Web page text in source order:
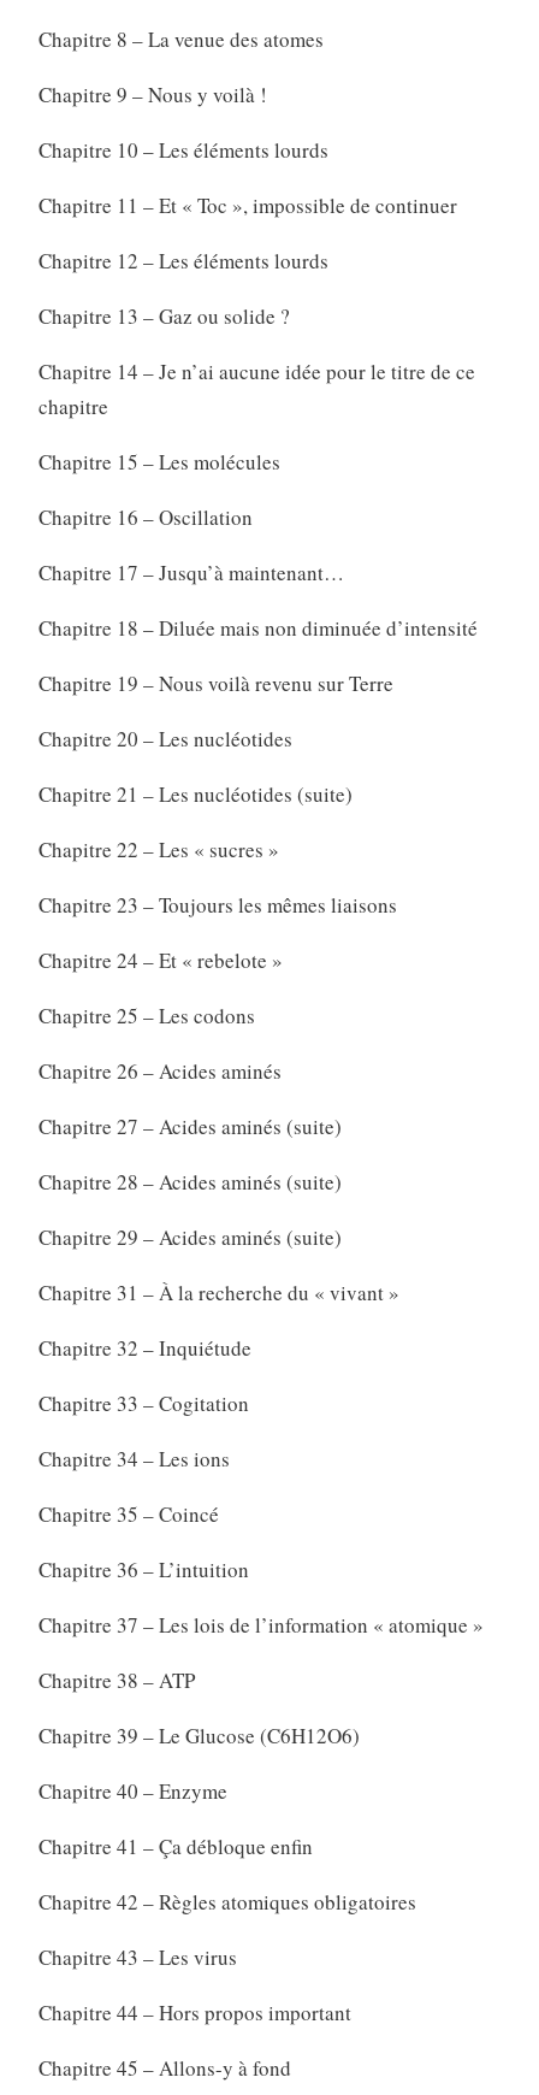
Chapitre 8 – La venue des atomes
Chapitre 9 – Nous y voilà !
Chapitre 10 – Les éléments lourds
Chapitre 11 – Et « Toc », impossible de continuer
Chapitre 12 – Les éléments lourds
Chapitre 13 – Gaz ou solide ?
Chapitre 14 – Je n’ai aucune idée pour le titre de ce
chapitre
Chapitre 15 – Les molécules
Chapitre 16 – Oscillation
Chapitre 17 – Jusqu’à maintenant…
Chapitre 18 – Diluée mais non diminuée d’intensité
Chapitre 19 – Nous voilà revenu sur Terre
Chapitre 20 – Les nucléotides
Chapitre 21 – Les nucléotides (suite)
Chapitre 22 – Les « sucres »
Chapitre 23 – Toujours les mêmes liaisons
Chapitre 24 – Et « rebelote »
Chapitre 25 – Les codons
Chapitre 26 – Acides aminés
Chapitre 27 – Acides aminés (suite)
Chapitre 28 – Acides aminés (suite)
Chapitre 29 – Acides aminés (suite)
Chapitre 31 – À la recherche du « vivant »
Chapitre 32 – Inquiétude
Chapitre 33 – Cogitation
Chapitre 34 – Les ions
Chapitre 35 – Coincé
Chapitre 36 – L’intuition
Chapitre 37 – Les lois de l’information « atomique »
Chapitre 38 – ATP
Chapitre 39 – Le Glucose (C6H12O6)
Chapitre 40 – Enzyme
Chapitre 41 – Ça débloque enfin
Chapitre 42 – Règles atomiques obligatoires
Chapitre 43 – Les virus
Chapitre 44 – Hors propos important
Chapitre 45 – Allons-y à fond